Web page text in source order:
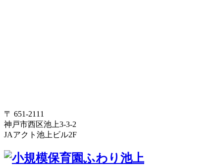
〒 651-2111
神戸市西区池上3-3-2
JAアクト池上ビル2F